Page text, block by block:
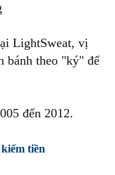
LightSweat, vị
bánh theo "ký" để
đến 2012.
tiền